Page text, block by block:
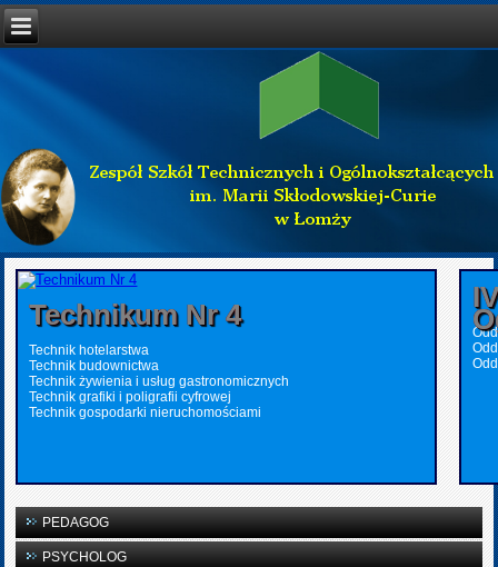
Technikum Nr 4
Technik hotelarstwa
Technik budownictwa
Technik żywienia i usług gastronomicznych
Technik grafiki i poligrafii cyfrowej
Technik gospodarki nieruchomościami
PEDAGOG
PSYCHOLOG